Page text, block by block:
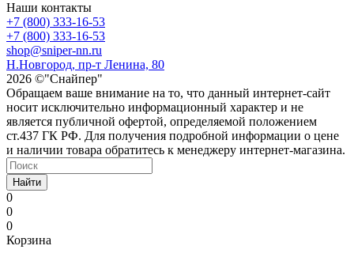
Наши контакты
+7 (800) 333-16-53
+7 (800) 333-16-53
shop@sniper-nn.ru
Н.Новгород, пр-т Ленина, 80
2026 ©"Снайпер"
Обращаем ваше внимание на то, что данный интернет-сайт
носит исключительно информационный характер и не
является публичной офертой, определяемой положением
ст.437 ГК РФ. Для получения подробной информации о цене
и наличии товара обратитесь к менеджеру интернет-магазина.
Найти
0
0
0
Корзина